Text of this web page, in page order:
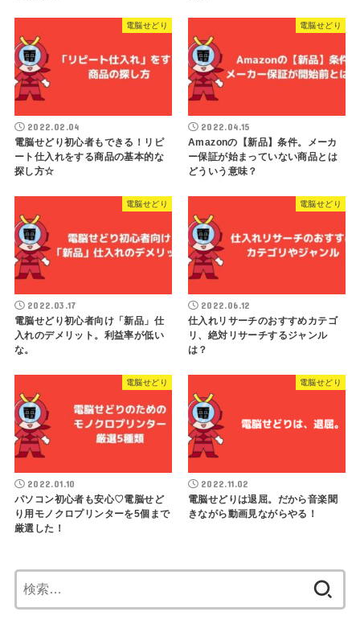
電脳せどり
2022.02.04
電脳せどり初心者もできる！リピ
ート仕入れをする商品の基本的な
探し方☆
電脳せどり
2022.04.15
Amazonの【新品】条件。メーカ
ー保証が始まっていない商品とは
どういう意味？
電脳せどり
2022.03.17
電脳せどり初心者向け「新品」仕
入れのデメリット。利益率が低い
な。
電脳せどり
2022.06.12
仕入れリサーチのおすすめカテゴ
リ、絶対リサーチするジャンル
は？
電脳せどり
2022.01.10
パソコン初心者も安心♡電脳せど
り用モノクロプリンターを5個まで
厳選した！
電脳せどり
2022.11.02
電脳せどりは退屈。だから音楽聞
きながら動画見ながらやる！
索: